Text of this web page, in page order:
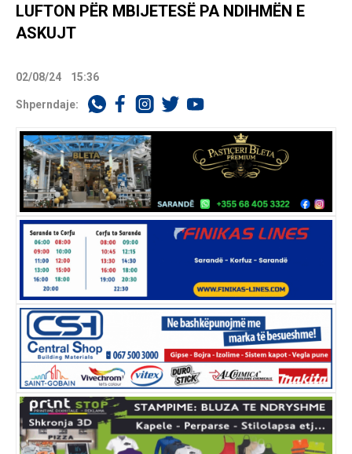
LUFTON PËR MBIJETESË PA NDIHMËN E
ASKUJT
02/08/24 15:36
Shperndaje: